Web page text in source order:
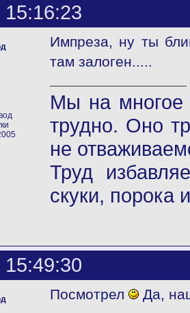
Импреза, ну ты
там залоген.....
Мы на многое
трудно. Оно
не
Труд
скуки, порока
Посмотрел Да,